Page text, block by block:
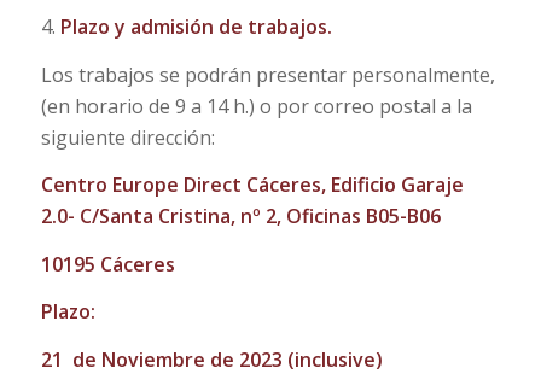
4. Plazo y admisión de trabajos.
Los trabajos se podrán presentar personalmente,
(en horario de 9 a 14 h.) o por correo postal a la
siguiente dirección:
Centro Europe Direct Cáceres, Edificio Garaje
2.0- C/Santa Cristina, nº 2, Oficinas B05-B06
10195 Cáceres
Plazo:
21 de Noviembre de 2023 (inclusive)